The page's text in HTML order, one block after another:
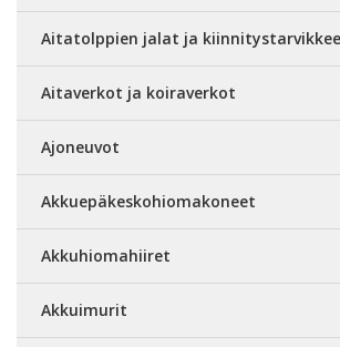
Aitatolppien jalat ja
Aitaverkot ja koiraverkot
Ajoneuvot
Akkuepäkeskohiomakoneet
Akkuhiomahiiret
Akkuimurit